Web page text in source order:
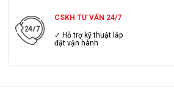
CSKH TƯ VẤN 24/7
✓ Hỗ trợ kỹ thuật lắp
đặt vận hành